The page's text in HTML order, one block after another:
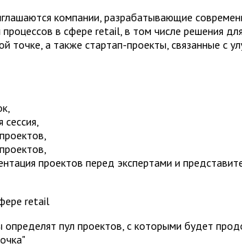
компании, разрабатывающие
в сфере retail, в том числе решения
точке, а также стартап-проекты, связанные с
проектов перед экспертами и
retail
определят пул проектов, с которыми будет